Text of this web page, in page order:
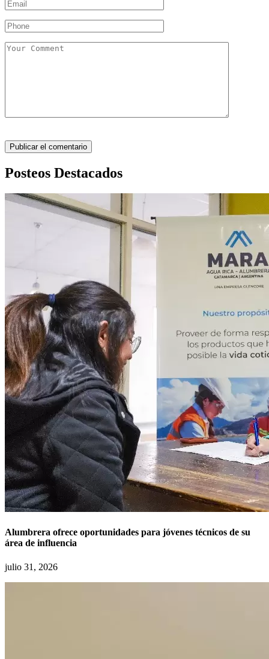
Posteos Destacados
Alumbrera ofrece oportunidades para jóvenes técnicos de su
área de influencia
julio 31, 2026